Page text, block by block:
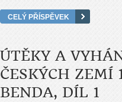
CELÝ PŘÍSPĚVEK
ÚTĚKY A
ČESKÝCH
BENDA, DÍL 1